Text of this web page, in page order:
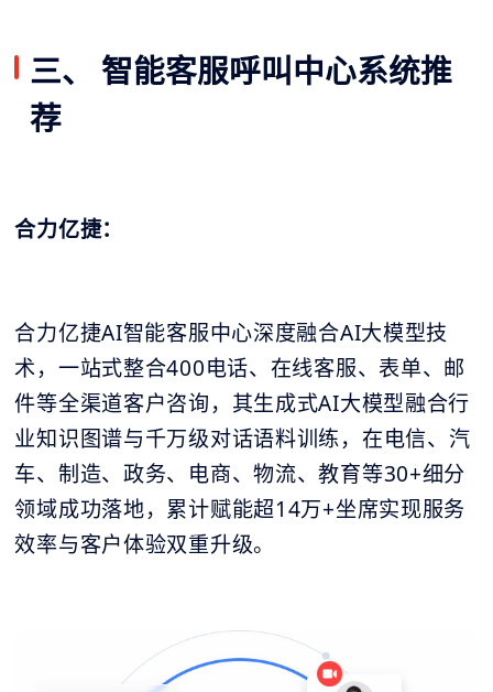
三、 智能客服呼叫中心系统推
荐
合力亿捷：
合力亿捷AI智能客服中心深度融合AI大模型技
术，一站式整合400电话、在线客服、表单、邮
件等全渠道客户咨询，其生成式AI大模型融合行
业知识图谱与千万级对话语料训练，在电信、汽
车、制造、政务、电商、物流、教育等30+细分
领域成功落地，累计赋能超14万+坐席实现服务
效率与客户体验双重升级。